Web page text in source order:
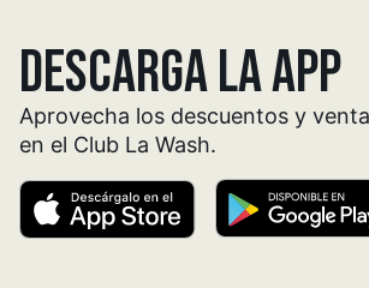
DESCARGA LA APP
Aprovecha los descuentos y
en el Club La Wash.